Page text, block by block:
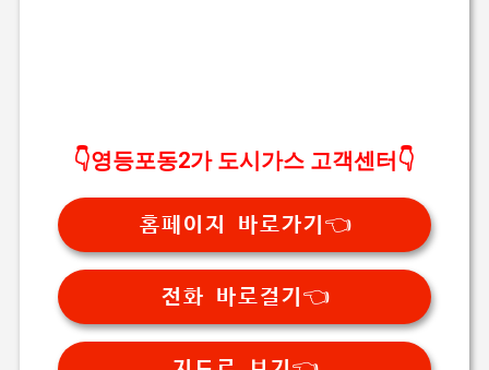
👇영등포동2가 도시가스 고객센터👇
홈페이지 바로가기👈
전화 바로걸기👈